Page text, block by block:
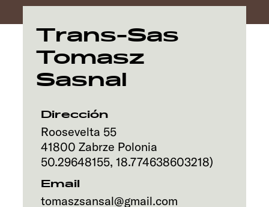
Búsqueda de
concesionarios
Descubrir
Servicio
Trans-Sas
Tomasz
Sasnal
Dirección
Roosevelta 55
41800 Zabrze Polonia
50.29648155, 18.774638603218)
Email
tomaszsansal@gmail.com